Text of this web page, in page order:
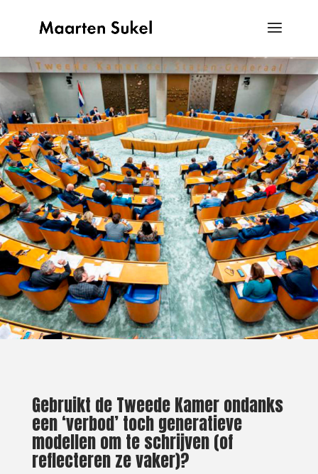
Gebruikt de Tweede Kamer ondanks
een ‘verbod’ toch generatieve
modellen om te schrijven (of
reflecteren ze vaker)?